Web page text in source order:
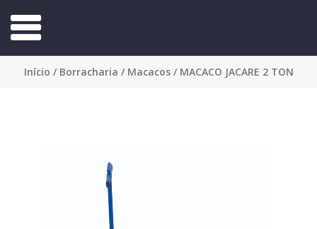
Início / Borracharia / Macacos/ MACACO JACARE 2 TON